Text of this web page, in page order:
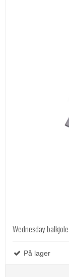
Wednesday balkjole
På lager